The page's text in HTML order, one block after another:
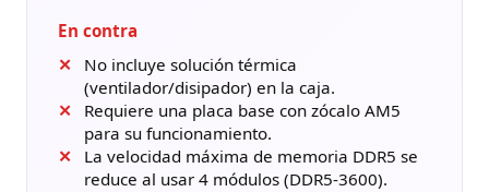
En contra
No incluye solución térmica
(ventilador/disipador) en la caja.
Requiere una placa base con zócalo AM5
para su funcionamiento.
La velocidad máxima de memoria DDR5 se
reduce al usar 4 módulos (DDR5-3600).